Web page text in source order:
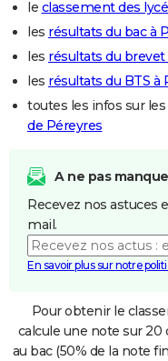
le classement des
les résultats du bac à
les résultats du brevet
les résultats du BTS à
toutes les infos sur les
de Péreyres
A ne pas
Recevez nos astuces
mail.
En savoir plus sur notre
Pour obtenir le
calcule une note sur
au bac (50% de la note